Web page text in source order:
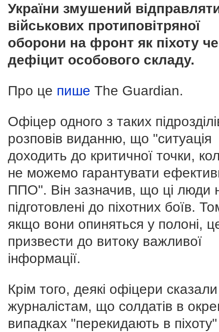
України змушений
військових протиповітряної
оборони на фронт як піхоту
дефіцит особового складу.
Про це пише The Guardian.
Офіцер одного з таких
розповів виданню, що "ситуація
доходить до критичної точки,
не можемо гарантувати
ППО". Він зазначив, що ці люди
підготовлені до піхотних боїв.
якщо вони опиняться у полоні,
призвести до витоку важливої
інформації.
Крім того, деякі офіцери сказали
журналістам, що солдатів в
випадках "перекидають в